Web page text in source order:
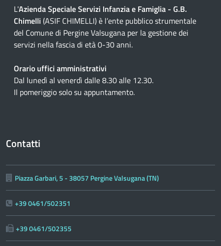
L'Azienda Speciale Servizi Infanzia e Famiglia - G.B.
Chimelli (ASIF CHIMELLI) è l’ente pubblico strumentale
del Comune di Pergine Valsugana per la gestione dei
servizi nella fascia di età 0-30 anni.
Orario uffici amministrativi
Dal lunedì al venerdì dalle 8.30 alle 12.30.
Il pomeriggio solo su appuntamento.
Contatti
Piazza Garbari, 5 - 38057 Pergine Valsugana (TN)
+39 0461/502351
+39 0461/502355